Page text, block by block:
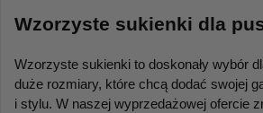
Wzorzyste sukienki dla
Wzorzyste sukienki to doskonały wybór
duże rozmiary, które chcą dodać swojej
i stylu. W naszej wyprzedażowej ofercie